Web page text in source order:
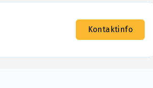
Kontaktinfo